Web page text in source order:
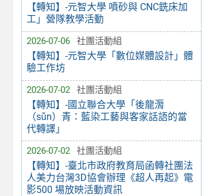
【轉知】-元智大學 噴砂與 CNC銑床加
工」營隊教學活動
2026-07-06 社團活動組
【轉知】-元智大學「數位媒體設計」體
驗工作坊
2026-07-02 社團活動組
【轉知】-國立聯合大學「後龍漘
（sǔn）青：藍染工藝與客家話語的當
代轉譯」
2026-07-02 社團活動組
【轉知】-臺北市政府教育局函轉社團法
人美力台灣3D協會辦理《超人再起》電
影500 場放映活動資訊